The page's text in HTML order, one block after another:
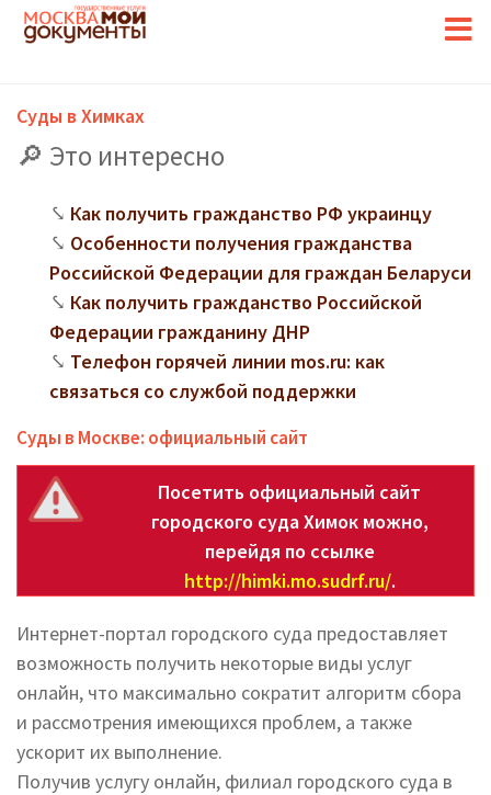
Суды в Химках
Это интересно
Как получить гражданство РФ украинцу
Особенности получения гражданства
Российской Федерации для граждан Беларуси
Как получить гражданство Российской
Федерации гражданину ДНР
Телефон горячей линии mos.ru: как
связаться со службой поддержки
Суды в Москве: официальный сайт
Посетить официальный сайт
городского суда Химок можно,
перейдя по ссылке
http://himki.mo.sudrf.ru/.
Интернет-портал городского суда предоставляет
возможность получить некоторые виды услуг
онлайн, что максимально сократит алгоритм сбора
и рассмотрения имеющихся проблем, а также
ускорит их выполнение.
Получив услугу онлайн, филиал городского суда в